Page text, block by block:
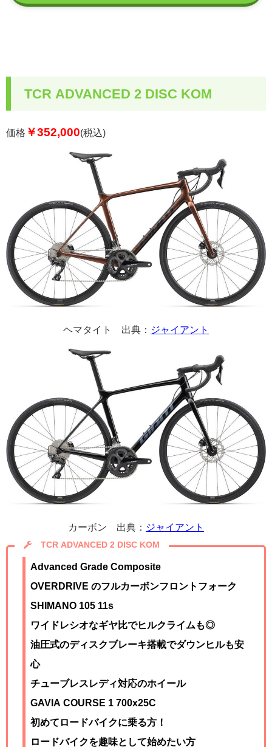
TCR ADVANCED 2 DISC KOM
価格 ￥352,000(税込)
ヘマタイト 出典： ジャイアント
カーボン 出典： ジャイアント
TCR ADVANCED 2 DISC KOM
Advanced Grade Composite
OVERDRIVE のフルカーボンフロントフォーク
SHIMANO 105 11s
ワイドレシオなギヤ比でヒルクライムも◎
油圧式のディスクブレーキ搭載でダウンヒルも安
心
チューブレスレディ対応のホイール
GAVIA COURSE 1 700x25C
初めてロードバイクに乗る方！
ロードバイクを趣味として始めたい方